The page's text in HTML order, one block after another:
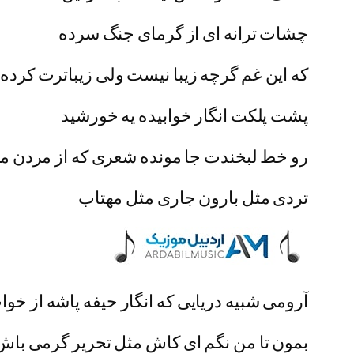
چشات ترانه ای از گرمای جنگ سرده
که این غم گرچه زیبا نیست ولی زیباترت کرده
پشت پلکت انگار خوابیده یه خورشید
رو خط لبخندت جا مونده شعری که از مردن
تردی مثل بارون جاری مثل مهتاب
آرومی شبیه دریایی که انگار حیفه پاشه از
بمون تا من نگم ای کاش مثل تحریر گرمی باش